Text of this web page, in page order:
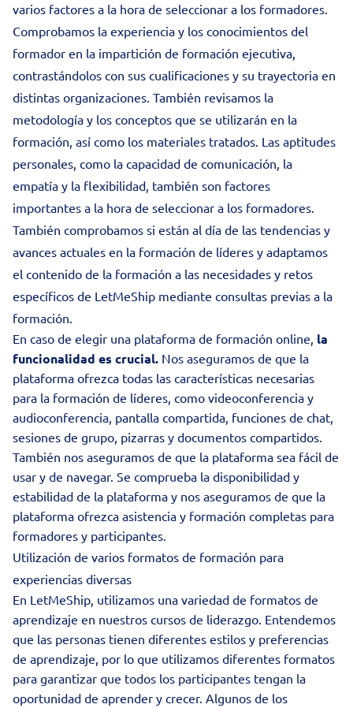
varios factores a la hora de seleccionar a los formadores.
Comprobamos la experiencia y los conocimientos del
formador en la impartición de formación ejecutiva,
contrastándolos con sus cualificaciones y su trayectoria en
distintas organizaciones. También revisamos la
metodología y los conceptos que se utilizarán en la
formación, así como los materiales tratados. Las aptitudes
personales, como la capacidad de comunicación, la
empatía y la flexibilidad, también son factores
importantes a la hora de seleccionar a los formadores.
También comprobamos si están al día de las tendencias y
avances actuales en la formación de líderes y adaptamos
el contenido de la formación a las necesidades y retos
específicos de LetMeShip mediante consultas previas a la
formación.
En caso de elegir una plataforma de formación online, la
funcionalidad es crucial. Nos aseguramos de que la
plataforma ofrezca todas las características necesarias
para la formación de líderes, como videoconferencia y
audioconferencia, pantalla compartida, funciones de chat,
sesiones de grupo, pizarras y documentos compartidos.
También nos aseguramos de que la plataforma sea fácil de
usar y de navegar. Se comprueba la disponibilidad y
estabilidad de la plataforma y nos aseguramos de que la
plataforma ofrezca asistencia y formación completas para
formadores y participantes.
Utilización de varios formatos de formación para
experiencias diversas
En LetMeShip, utilizamos una variedad de formatos de
aprendizaje en nuestros cursos de liderazgo. Entendemos
que las personas tienen diferentes estilos y preferencias
de aprendizaje, por lo que utilizamos diferentes formatos
para garantizar que todos los participantes tengan la
oportunidad de aprender y crecer. Algunos de los